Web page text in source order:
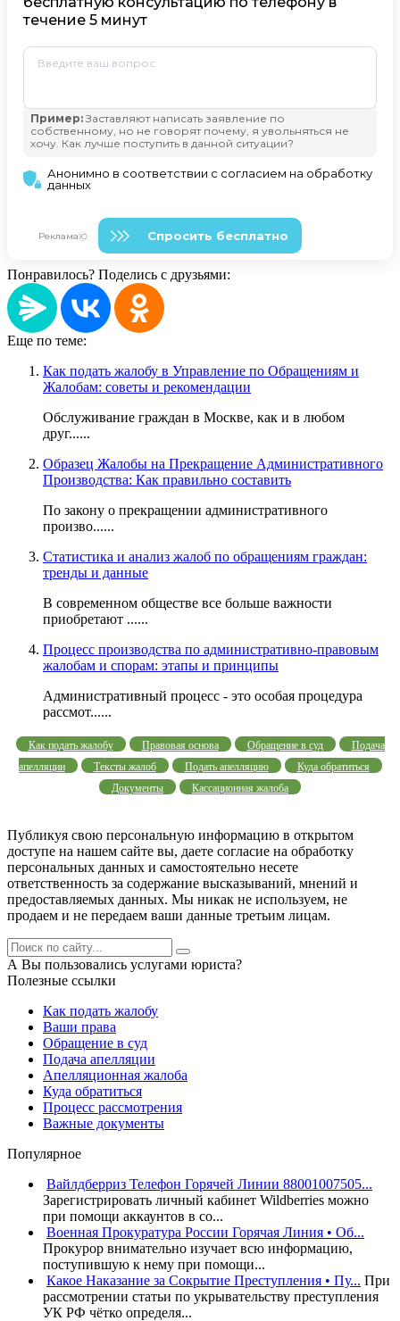
Понравилось? Поделись с друзьями:
Еще по теме:
Как подать жалобу в Управление по Обращениям и
Жалобам: советы и рекомендации
Обслуживание граждан в Москве, как и в любом
друг......
Образец Жалобы на Прекращение Административного
Производства: Как правильно составить
По закону о прекращении административного
произво......
Статистика и анализ жалоб по обращениям граждан:
тренды и данные
В современном обществе все больше важности
приобретают ......
Процесс производства по административно-правовым
жалобам и спорам: этапы и принципы
Административный процесс - это особая процедура
рассмот......
Как подать жалобу Правовая основа Обращение в суд
Подача
апелляции
Тексты жалоб Подать апелляцию
Куда обратиться
Документы
Кассационная жалоба
Публикуя свою персональную информацию в открытом
доступе на нашем сайте вы, даете согласие на обработку
персональных данных и самостоятельно несете
ответственность за содержание высказываний, мнений и
предоставляемых данных. Мы никак не используем, не
продаем и не передаем ваши данные третьим лицам.
А Вы пользовались услугами юриста?
Полезные ссылки
Как подать жалобу
Ваши права
Обращение в суд
Подача апелляции
Апелляционная жалоба
Куда обратиться
Процесс рассмотрения
Важные документы
Популярное
Вайлдберриз Телефон Горячей Линии 88001007505...
Зарегистрировать личный кабинет Wildberries можно
при помощи аккаунтов в со...
Военная Прокуратура России Горячая Линия • Об...
Прокурор внимательно изучает всю информацию,
поступившую к нему при помощи...
Какое Наказание за Сокрытие Преступления • Пу... При
рассмотрении статьи по укрывательству преступления
УК РФ чётко определя...